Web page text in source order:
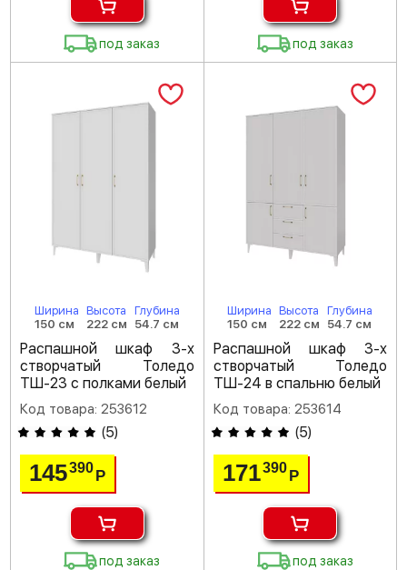
под заказ под заказ
Ширина
150 см
Высота
222 см
Глубина
54.7 см
Распашной шкаф 3-х
створчатый Толедо
ТШ-23 с полками белый
Код товара: 253612
(5)
145390Р
под заказ
Ширина
150 см
Высота
222 см
Глубина
54.7 см
Распашной шкаф 3-х
створчатый Толедо
ТШ-24 в спальню белый
Код товара: 253614
(5)
171390 Р
под заказ